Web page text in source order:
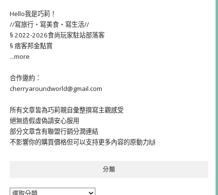
Hello我是巧莉！
//寫旅行・寫美食・寫生活//
§ 2022-2026食尚玩家駐站部落客
§ 痞客邦金點賞
...more
合作邀約：
cherryaroundworld@gmail.com
所有文章皆為巧莉親自彙整撰寫主觀感受
絕無造假虛偽請安心服用
部分文章含有聯盟行銷分潤連結
不影響你的購買價格但可以支持更多內容的原動力🙌
分類
分